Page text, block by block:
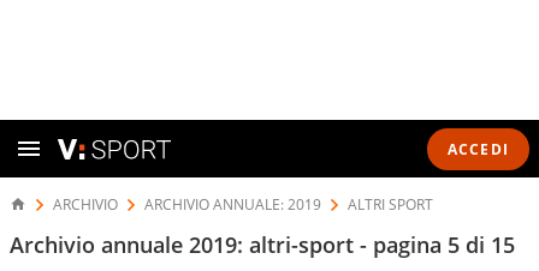
ACCEDI
ARCHIVIO ARCHIVIO ANNUALE: 2019 ALTRI SPORT
Archivio annuale 2019: altri-sport - pagina 5 di 15